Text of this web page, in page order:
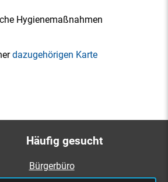
Hygienemaßnahmen
dazugehörigen Karte
Häufig gesucht
Bürgerbüro